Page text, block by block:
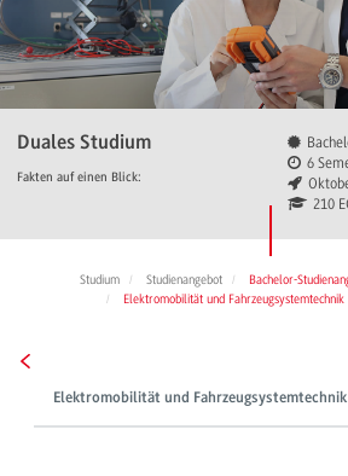
Duales Studium
Fakten auf einen Blick:
6
210
Studium Studienangebot Bachelor-
Elektromobilität und Fahrzeugsystemtechnik
Elektromobilität und Fahrzeugsystemtechnik